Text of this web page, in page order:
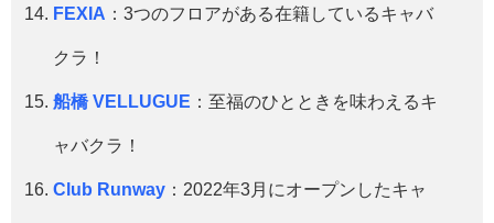
FEXIA ：3つのフロアがある在籍しているキャバ
クラ！
船橋 VELLUGUE ：至福のひとときを味わえるキ
ャバクラ！
Club Runway ：2022年3月にオープンしたキャ